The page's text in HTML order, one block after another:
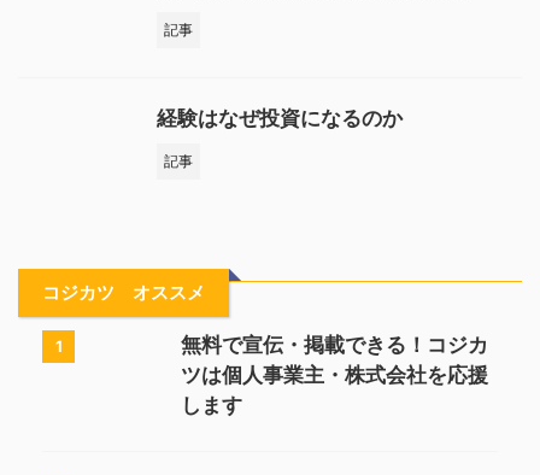
記事
経験はなぜ投資になるのか
記事
コジカツ オススメ
1
無料で宣伝・掲載できる！コジカ
ツは個人事業主・株式会社を応援
します